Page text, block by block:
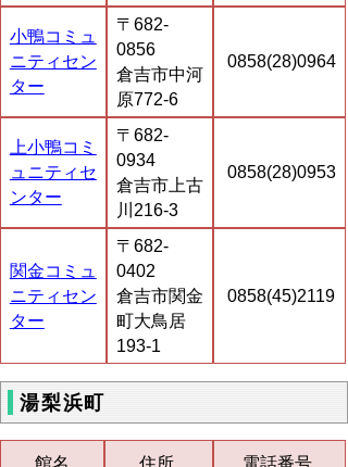
小鴨コミュ
ニティセン
ター
〒682-
0856
倉吉市中河
原772-6
0858(28)0964
上小鴨コミ
ュニティセ
ンター
〒682-
0934
倉吉市上古
川216-3
0858(28)0953
関金コミュ
ニティセン
ター
〒682-
0402
倉吉市関金
町大鳥居
193-1
0858(45)2119
湯梨浜町